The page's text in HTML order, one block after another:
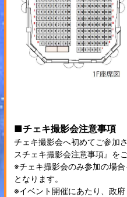
■チェキ撮影会注意事項
チェキ撮影会へ初めてご参加
スチェキ撮影会注意事項』を
※チェキ撮影会のみ参加の場
となります。
※イベント開催にあたり、政